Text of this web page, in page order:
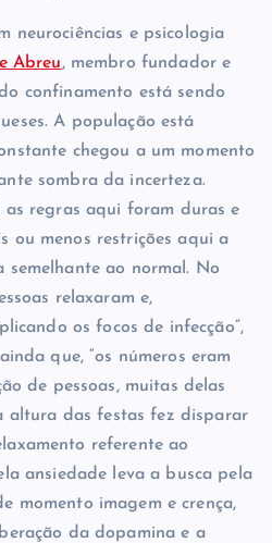
neurociências e psicologia
Abreu, membro fundador e
confinamento está sendo
A população está
chegou a um momento
sombra da incerteza.
regras aqui foram duras e
ou menos restrições aqui a
ao normal. No
relaxaram e,
os focos de infecção”,
que, “os números eram
de pessoas, muitas delas
altura das festas fez disparar
referente ao
ansiedade leva a busca pela
momento imagem e crença,
da dopamina e a